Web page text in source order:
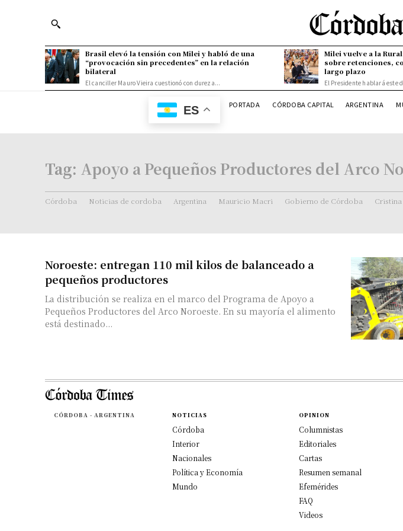
Brasil elevó la tensión con Milei y habló de una
“provocación sin precedentes” en la relación
bilateral
El canciller Mauro Vieira cuestionó con dureza...
Milei vuelve a la
sobre retenciones,
largo plazo
El Presidente hablará este
ES PORTADA CÓRDOBA CAPITAL ARGENTINA
Tag: Apoyo a Pequeños Productores del Arco
Córdoba Noticias de cordoba Argentina Mauricio Macri Gobierno de Córdoba
Noroeste: entregan 110 mil kilos de balanceado a
pequeños productores
La distribución se realiza en el marco del Programa de Apoyo a
Pequeños Productores del Arco Noroeste. En su mayoría el alimento
está destinado...
CÓRDOBA - ARGENTINA NOTICIAS
Córdoba
Interior
Nacionales
Política y Economía
Mundo
OPINION
Columnistas
Editoriales
Cartas
Resumen semanal
Efemérides
FAQ
Videos